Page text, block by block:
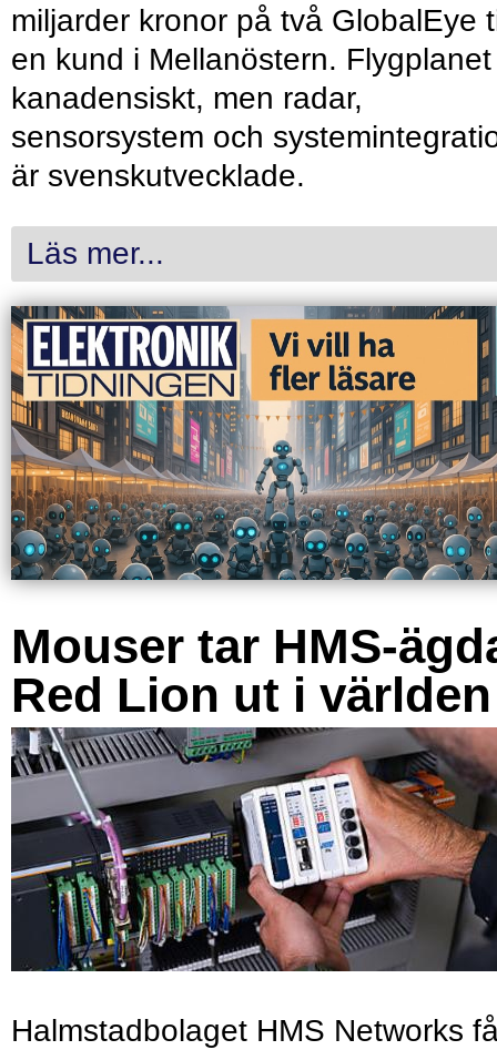
miljarder kronor på två GlobalEye
en kund i Mellanöstern.
kanadensiskt, men radar,
sensorsystem och
är svenskutvecklade.
Läs mer...
Mouser tar HMS-
Red Lion ut i världen
Halmstadbolaget HMS Networks